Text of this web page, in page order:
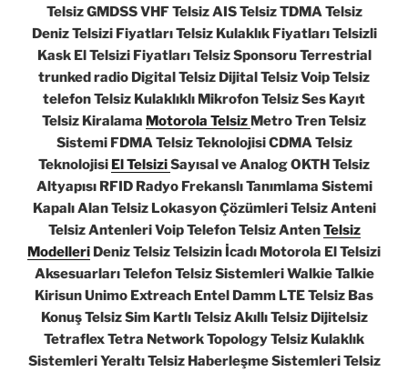
Telsiz GMDSS VHF Telsiz AIS Telsiz TDMA Telsiz
Deniz Telsizi Fiyatları Telsiz Kulaklık Fiyatları Telsizli
Kask El Telsizi Fiyatları Telsiz Sponsoru Terrestrial
trunked radio Digital Telsiz Dijital Telsiz Voip Telsiz
telefon Telsiz Kulaklıklı Mikrofon Telsiz Ses Kayıt
Telsiz Kiralama Motorola Telsiz Metro Tren Telsiz
Sistemi FDMA Telsiz Teknolojisi CDMA Telsiz
Teknolojisi El TelsiziSayısal ve Analog OKTH Telsiz
Altyapısı RFID Radyo Frekanslı Tanımlama Sistemi
Kapalı Alan Telsiz Lokasyon Çözümleri Telsiz Anteni
Telsiz Antenleri Voip Telefon Telsiz AntenTelsiz
Modelleri Deniz Telsiz Telsizin İcadı Motorola El Telsizi
Aksesuarları Telefon Telsiz Sistemleri Walkie Talkie
Kirisun Unimo Extreach Entel Damm LTE Telsiz Bas
Konuş Telsiz Sim Kartlı Telsiz Akıllı Telsiz Dijitelsiz
Tetraflex Tetra Network Topology Telsiz Kulaklık
Sistemleri Yeraltı Telsiz Haberleşme Sistemleri Telsiz